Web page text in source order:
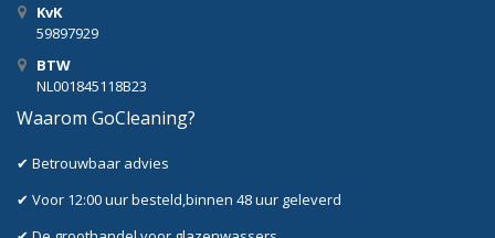
KvK
59897929
BTW
NL001845118B23
Waarom GoCleaning?
✔ Betrouwbaar advies
✔ Voor 12:00 uur besteld,binnen 48 uur geleverd